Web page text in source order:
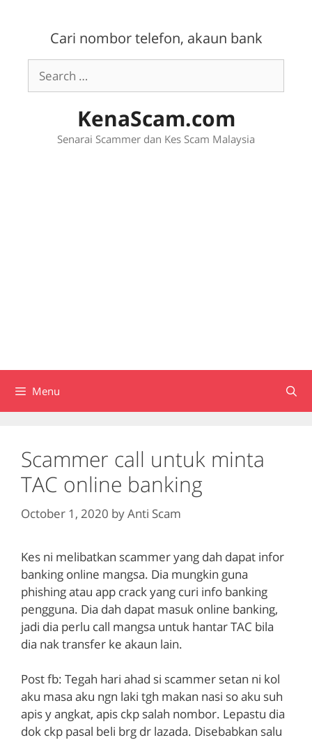
Cari nombor telefon, akaun bank
Search
for:
KenaScam.com
Senarai Scammer dan Kes Scam Malaysia
Menu
Scammer call untuk minta
TAC online banking
October 1, 2020 byAnti Scam
Kes ni melibatkan scammer yang dah dapat infor
banking online mangsa. Dia mungkin guna
phishing atau app crack yang curi info banking
pengguna. Dia dah dapat masuk online banking,
jadi dia perlu call mangsa untuk hantar TAC bila
dia nak transfer ke akaun lain.
Post fb: Tegah hari ahad si scammer setan ni kol
aku masa aku ngn laki tgh makan nasi so aku suh
apis y angkat, apis ckp salah nombor. Lepastu dia
dok ckp pasal beli brg dr lazada. Disebabkan salu